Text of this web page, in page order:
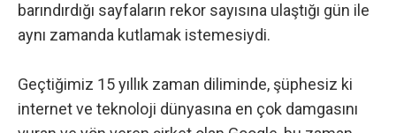
barındırdığı sayfaların rekor sayısına ulaştığı gün ile
aynı zamanda kutlamak istemesiydi.
Geçtiğimiz 15 yıllık zaman diliminde, şüphesiz ki
internetve teknoloji dünyasına en çok damgasını